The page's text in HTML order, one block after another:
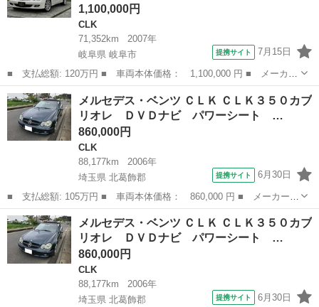
1,100,000円
CLK
71,352km
2007年
岐阜県 岐阜市
提携サイト 7月15日
■ 支払総額: 120万円 ■ 車両本体価格： 1,100,000 円 ■ メーカー
名： メルセデス・ベンツ ■ 車種名： ＣＬＫ ■ グレード名：
ＣＬＫ３５０カブリオレ オープンカー 左ハンドル クリアランス
ソナー オ...
岐阜 岐阜市
メルセデス・ベンツ ＣＬＫ ＣＬＫ３５０カブ
リオレ ＤＶＤナビ パワーシート …
860,000円
CLK
88,177km
2006年
埼玉県 北葛飾郡
提携サイト 6月30日
■ 支払総額: 105万円 ■ 車両本体価格： 860,000 円 ■ メーカー
名： メルセデス・ベンツ ■ 車種名： ＣＬＫ ■ グレード名：
ＣＬＫ３５０カブリオレ ＤＶＤナビ パワーシート レザーシー
ト ＨＩＤ クル...
埼玉 北葛飾郡 CLK
メルセデス・ベンツ ＣＬＫ ＣＬＫ３５０カブ
リオレ ＤＶＤナビ パワーシート …
860,000円
CLK
88,177km
2006年
埼玉県 北葛飾郡
提携サイト 6月30日